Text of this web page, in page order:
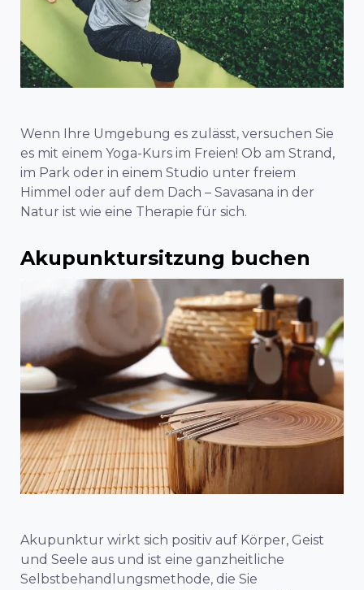
Wenn Ihre Umgebung es zulässt, versuchen Sie
es mit einem Yoga-Kurs im Freien! Ob am Strand,
im Park oder in einem Studio unter freiem
Himmel oder auf dem Dach – Savasana in der
Natur ist wie eine Therapie für sich.
Akupunktursitzung buchen
Akupunktur wirkt sich positiv auf Körper, Geist
und Seele aus und ist eine ganzheitliche
Selbstbehandlungsmethode, die Sie